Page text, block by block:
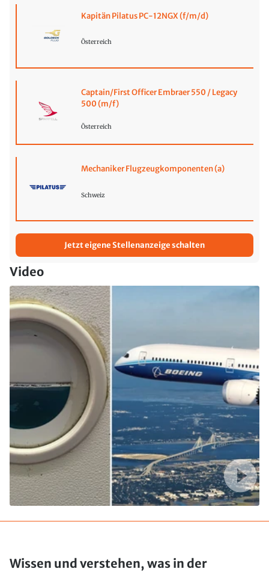
Kapitän Pilatus PC-12NGX (f/m/d)
Österreich
Captain/First Officer Embraer 550 / Legacy
500 (m/f)
Österreich
Mechaniker Flugzeugkomponenten (a)
Schweiz
Jetzt eigene Stellenanzeige schalten
Video
Wissen und verstehen, was in der